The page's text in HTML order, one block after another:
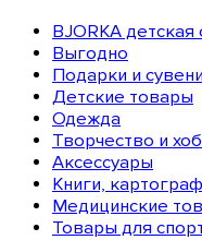
BJORKA
Выгодно
Подарки и
Детские товары
Одежда
Творчество и
Аксессуары
Книги,
Медицинские
Товары для